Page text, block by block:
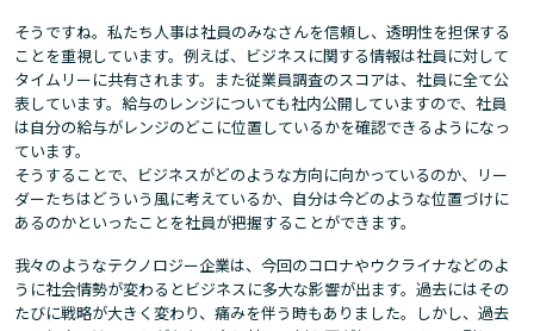
そうですね。私たち人事は社員のみなさんを信頼し、透明性を担保する
ことを重視しています。例えば、ビジネスに関する情報は社員に対して
タイムリーに共有されます。また従業員調査のスコアは、社員に全て公
表しています。給与のレンジについても社内公開していますので、社員
は自分の給与がレンジのどこに位置しているかを確認できるようになっ
ています。
そうすることで、ビジネスがどのような方向に向かっているのか、リー
ダーたちはどういう風に考えているか、自分は今どのような位置づけに
あるのかといったことを社員が把握することができます。
我々のようなテクノロジー企業は、今回のコロナやウクライナなどのよ
うに社会情勢が変わるとビジネスに多大な影響が出ます。過去にはその
たびに戦略が大きく変わり、痛みを伴う時もありました。しかし、過去